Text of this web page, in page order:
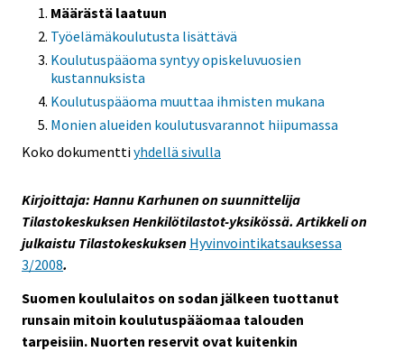
Määrästä laatuun
Työelämäkoulutusta lisättävä
Koulutuspääoma syntyy opiskeluvuosien
kustannuksista
Koulutuspääoma muuttaa ihmisten mukana
Monien alueiden koulutusvarannot hiipumassa
Koko dokumenttiyhdellä sivulla
Kirjoittaja: Hannu Karhunen on suunnittelija
Tilastokeskuksen Henkilötilastot-yksikössä. Artikkeli on
julkaistu Tilastokeskuksen Hyvinvointikatsauksessa
3/2008.
Suomen koululaitos on sodan jälkeen tuottanut
runsain mitoin koulutuspääomaa talouden
tarpeisiin. Nuorten reservit ovat kuitenkin